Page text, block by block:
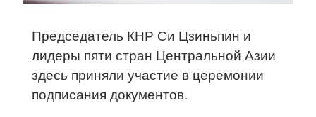
Председатель КНР Си Цзиньпин и
лидеры пяти стран Центральной Азии
здесь приняли участие в церемонии
подписания документов.